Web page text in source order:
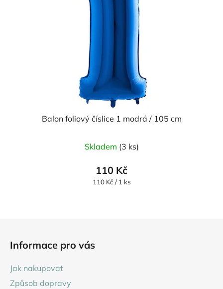
Balon foliový číslice 1 modrá / 105 cm
hodnocení
produktu
je
Skladem (3 ks)
110 Kč
Měrná
110 Kč / 1 ks
Informace pro vás
Jak nakupovat
Způsob dopravy